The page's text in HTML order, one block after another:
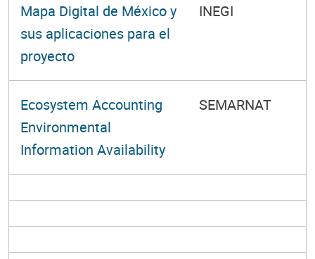
Mapa Digital de México y
sus aplicaciones para el
proyecto
INEGI
Ecosystem Accounting
Environmental
Information Availability
SEMARNAT